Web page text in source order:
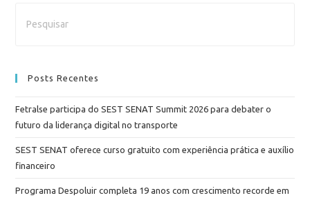
Posts Recentes
Fetralse participa do SEST SENAT Summit 2026 para debater o
futuro da liderança digital no transporte
SEST SENAT oferece curso gratuito com experiência prática e auxílio
financeiro
Programa Despoluir completa 19 anos com crescimento recorde em